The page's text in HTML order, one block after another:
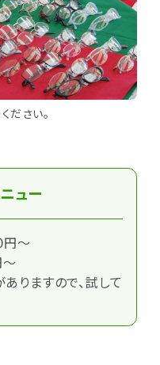
ださい。
ュー
円～
りますので、試して